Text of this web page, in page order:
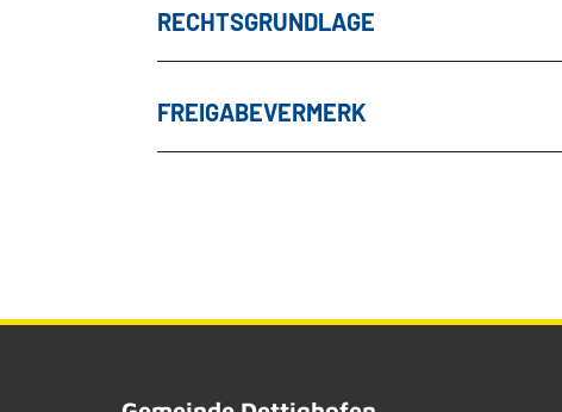
RECHTSGRUNDLAGE
FREIGABEVERMERK